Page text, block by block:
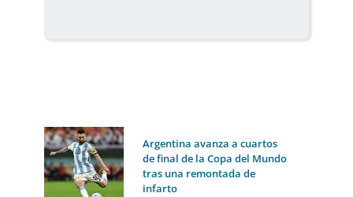
Argentina avanza a cuartos
de final de la Copa del Mundo
tras una remontada de
infarto